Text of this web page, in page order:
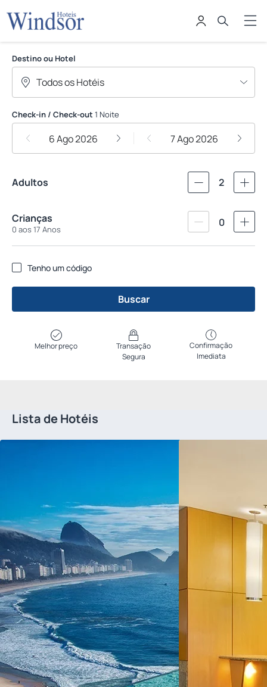
Windsor Hoteis
Destino ou Hotel
Check-in / Check-out 1 Noite
6 Ago 2026 7 Ago 2026
Adultos 2
Crianças
0 aos 17 Anos
0
Tenho um código
Buscar
Melhor preço
Transação
Segura
Confirmação
Imediata
Lista de Hotéis